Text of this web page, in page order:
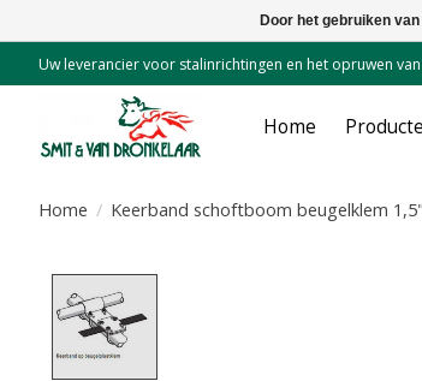
Uw leverancier voor stalinrichtingen en het opruwen
Home
Home / Keerband schoftboom beugelklem
Door het gebruiken